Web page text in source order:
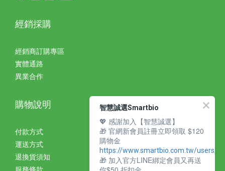
經銷採購
經銷商訂購專區
實體通路
異業合作
購物說明
付款方式
運送方式
退換貨須知
智慧誠選Smartbio
💖 感謝加入【智慧誠選】
🎁 官網新會員註冊立即領取 $120
購物金
https://www.smartbio.com.tw/users/
🎁 加入官方LINE綁定會員又再送